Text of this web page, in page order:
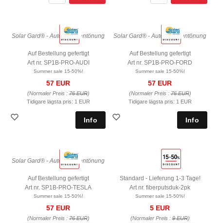
Solar Gard® - Autoscheibentönung
Auf Bestellung gefertigt
Art nr. SP1B-PRO-AUDI
Summer sale 15-50%!
57 EUR
(Normaler Preis :76 EUR)
Tidigare lägsta pris: 1 EUR
Solar Gard® - Autoscheibentönung
Auf Bestellung gefertigt
Art nr. SP1B-PRO-FORD
Summer sale 15-50%!
57 EUR
(Normaler Preis :76 EUR)
Tidigare lägsta pris: 1 EUR
Solar Gard® - Autoscheibentönung
Auf Bestellung gefertigt
Art nr. SP1B-PRO-TESLA
Summer sale 15-50%!
57 EUR
(Normaler Preis :76 EUR)
Standard - Lieferung 1-3 Tage!
Art nr. fiberputsduk-2pk
Summer sale 15-50%!
5 EUR
(Normaler Preis :9 EUR)